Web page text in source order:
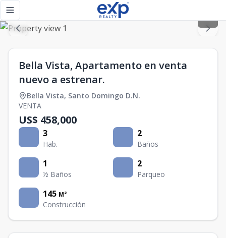
Toggle navigation menu
Bella Vista, Apartamento en venta
nuevo a estrenar.
Bella Vista, Santo Domingo D.N.
VENTA
US$ 458,000
3
Hab.
2
Baños
1
½ Baños
2
Parqueo
145 M²
Construcción
Bella Vista, Apartamento en venta nuevo a estrenar. - eXp